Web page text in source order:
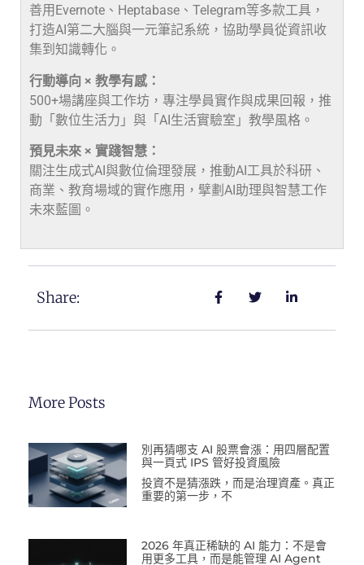
善用Evernote、Heptabase、Telegram等多款工具，
打造AI第二大腦與一元筆記系統，協助學員從資訊收
集到知識轉化。
行動導向 × 教學有感：
500+場講座與工作坊，專注學員實作與成果回報，推
動「數位生活力」與「AI生活實驗室」教學風格。
預見未來 × 實踐智慧：
關注生成式AI與數位倫理發展，推動AI工具於科研、
商業、教育場域的實作應用，擘劃AI助理與智慧工作
未來藍圖。
Share:
More Posts
別再猜哪支 AI 股票會漲：用四層配置
與一頁式 IPS 管好投資風險
投資不是猜漲跌，而是治理資產。真正
重要的第一步，不
2026 年真正稀缺的 AI 能力：不是會
用更多工具，而是能管理 AI Agent